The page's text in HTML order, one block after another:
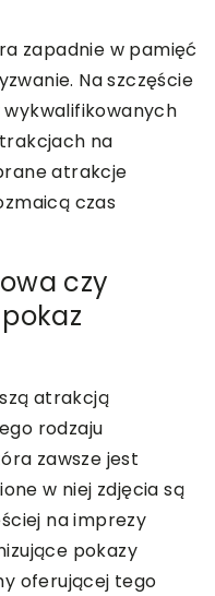
zapadnie w pamięć
Na szczęście
na
atrakcje
czas
czy
atrakcją
rodzaju
zawsze jest
w niej zdjęcia są
na imprezy
pokazy
oferującej tego